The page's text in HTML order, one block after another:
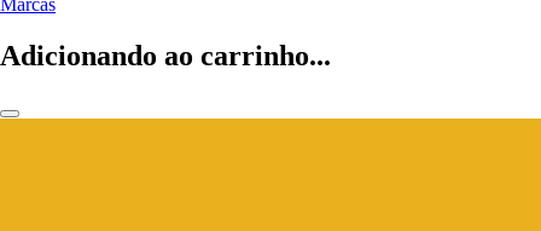
Marcas
Adicionando ao carrinho...